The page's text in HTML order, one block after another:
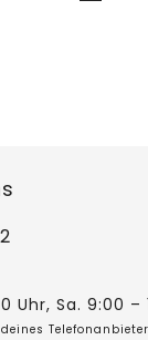
Uhr, Sa. 9:00 –